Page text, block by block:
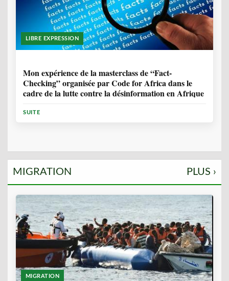
LIBRE EXPRESSION
Mon expérience de la masterclass de “Fact-
Checking” organisée par Code for Africa dans le
cadre de la lutte contre la désinformation en Afrique
SUITE
MIGRATION PLUS ›
MIGRATION